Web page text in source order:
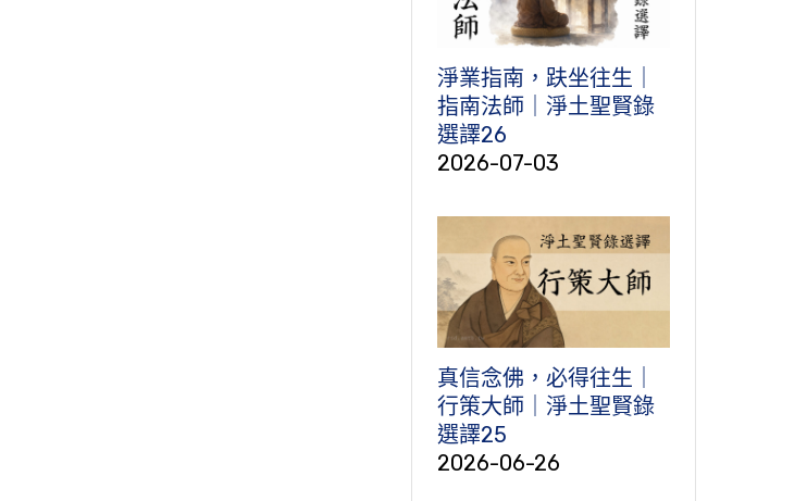
淨業指南，趺坐往生｜
指南法師｜淨土聖賢錄
選譯26
2026-07-03
真信念佛，必得往生｜
行策大師｜淨土聖賢錄
選譯25
2026-06-26